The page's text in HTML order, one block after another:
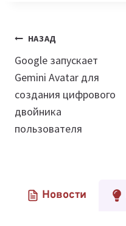
Навигация
по
записям
НАЗАД
Google запускает
Gemini Avatar для
создания цифрового
двойника
пользователя
Новости